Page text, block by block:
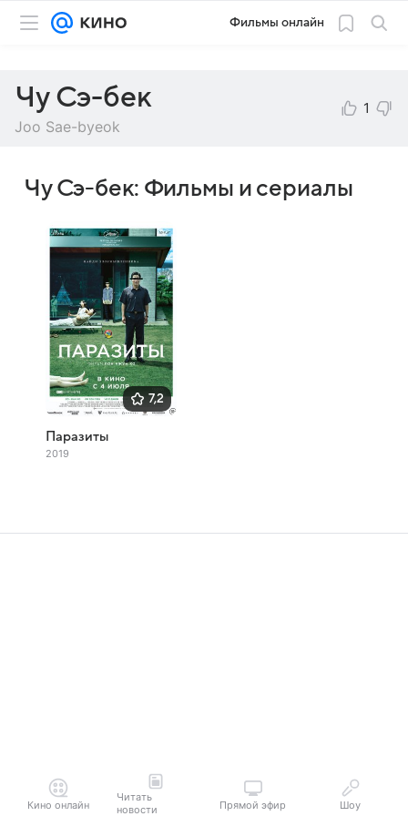
Фильмы онлайн
Чу Сэ-бек
Joo Sae-byeok
1
Чу Сэ-бек: Фильмы и сериалы
7,2
Паразиты
2019
Кино онлайн
Читать
новости
Прямой эфир Шоу